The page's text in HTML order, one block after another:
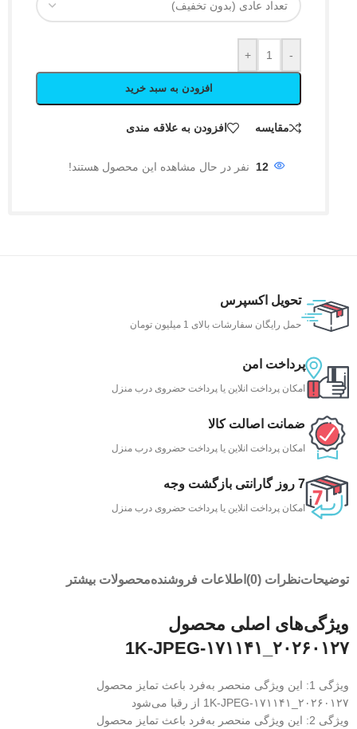
-
+
افزودن به سبد خرید
مقایسه افزودن به علاقه مندی
12 نفر در حال مشاهده این محصول هستند!
تحویل اکسپرس
حمل رایگان سفارشات بالای 1 میلیون تومان
پرداخت امن
امکان پرداخت انلاین یا پرداخت حضروی درب منزل
ضمانت اصالت کالا
امکان پرداخت انلاین یا پرداخت حضروی درب منزل
7 روز گارانتی بازگشت وجه
امکان پرداخت انلاین یا پرداخت حضروی درب منزل
توضیحاتنظرات (0) اطلاعات فروشندهمحصولات بیشتر
ویژگی‌های اصلی محصول
۲۰۲۶۰۱۲۷_۱۷۱۱۴۱-1K-JPEG
ویژگی 1: این ویژگی منحصر به‌فرد باعث تمایز محصول
۲۰۲۶۰۱۲۷_۱۷۱۱۴۱-1K-JPEG از رقبا می‌شود
ویژگی 2: این ویژگی منحصر به‌فرد باعث تمایز محصول